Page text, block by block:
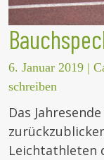
6. Januar 2019 |
schreiben
Das
Leichtathleten